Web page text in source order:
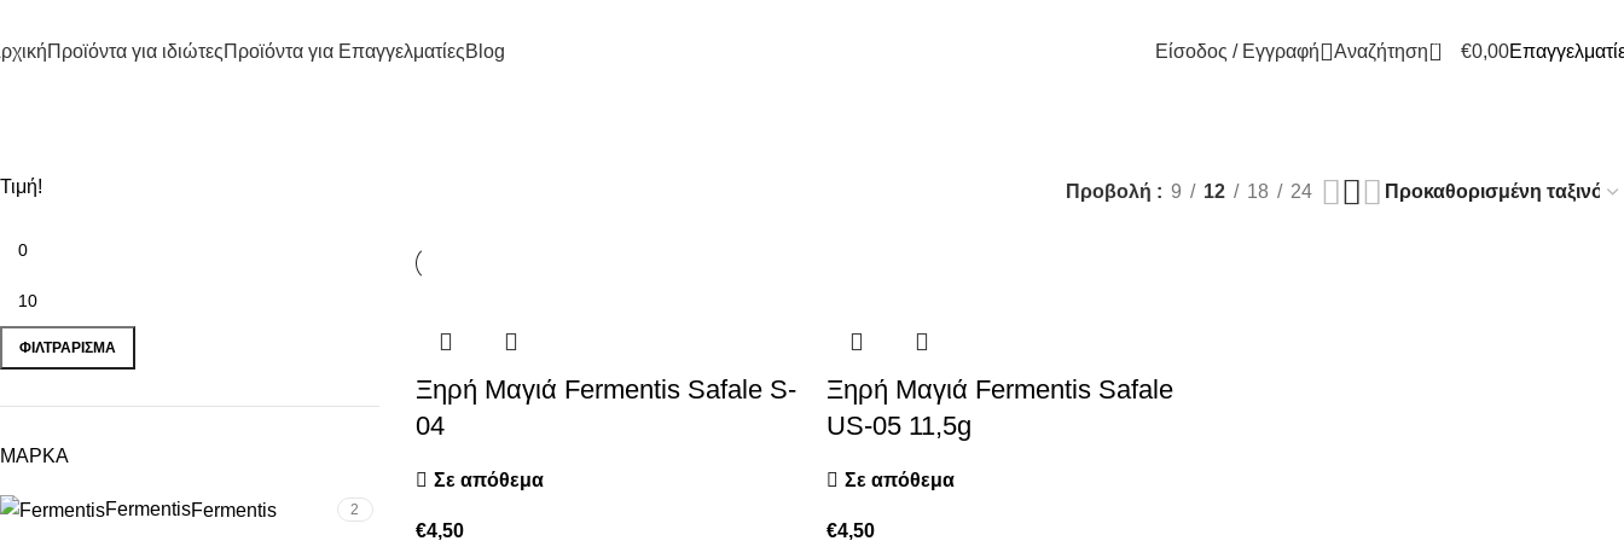
Προϊόντα για ιδιώτεςΠροϊόντα για ΕπαγγελματίεςBlog Είσοδος / Εγγραφή Αναζήτηση 0 €0,00
Τιμή!
ΦΙΛΤΡΆΡΙΣΜΑ
ΜΑΡΚΑ
FermentisFermentis 2
Προβολή 9 12 18 24
Ξηρή Μαγιά Fermentis Safale S-
04
Σε απόθεμα
€4,50
Ξηρή Μαγιά Fermentis Safale
US-05 11,5g
Σε απόθεμα
€4,50